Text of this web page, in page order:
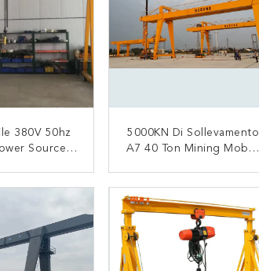
380V 50hz
Source 3
5000KN Di Sollevamento
A7 40 Ton Mining Mobile
CONTATTACI